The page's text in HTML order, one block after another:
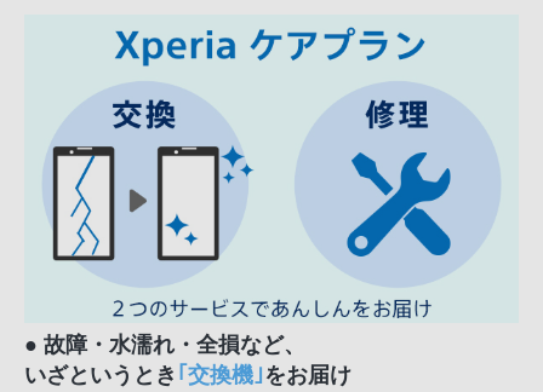
● 故障・水濡れ・全損など、
いざというとき ｢交換機｣をお届け